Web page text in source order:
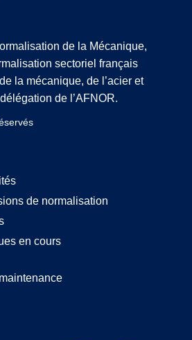
de la Mécanique,
sectoriel français
la mécanique, de l’acier et
de l’AFNOR.
de normalisation
en cours